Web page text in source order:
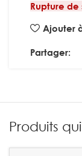
Rupture
Ajouter
Partager:
Produits